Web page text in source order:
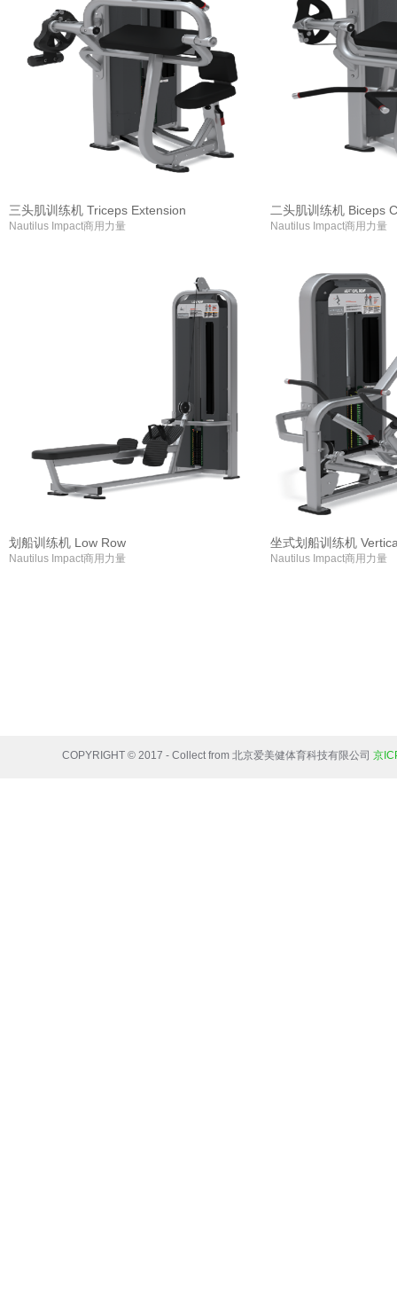
三头肌训练机 Triceps Extension
Nautilus Impact商用力量
二头肌训练机 Biceps
Nautilus Impact商用力量
划船训练机 Low Row
Nautilus Impact商用力量
坐式划船训练机
Nautilus Impact商用力量
COPYRIGHT © 2017 - Collect from 北京爱美健体育科技有限公司 京